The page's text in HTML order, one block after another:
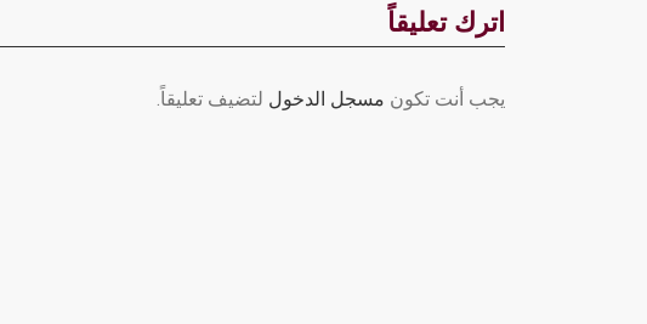
اترك تعليقاً
يجب أنت تكون مسجل الدخول لتضيف تعليقاً.